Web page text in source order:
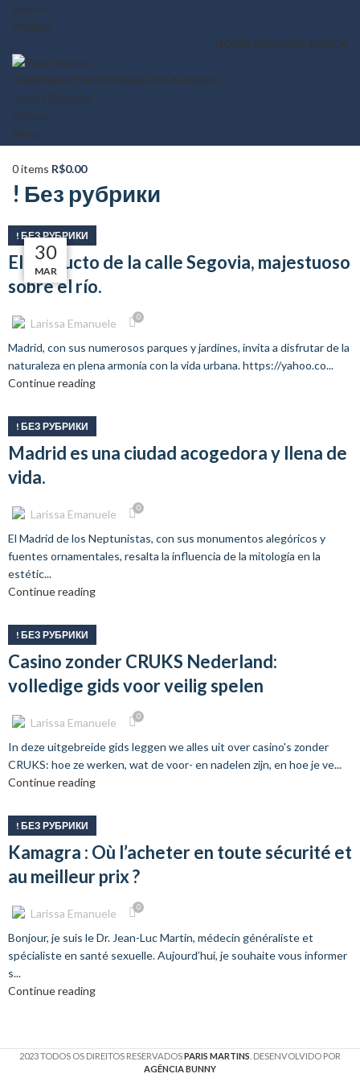
Search
Wishlist
HOMELOJAQUEM SOMOS
CARRINHOCONTATOÁREA DO AFILIADO
Login / Register
0 items
Menu
0items R$0.00
! Без рубрики
18
ABR
! БЕЗ РУБРИКИ
El Viaducto de la calle Segovia, majestuoso
sobre el río.
Larissa Emanuele 0
Madrid, con sus numerosos parques y jardines, invita a disfrutar de la
naturaleza en plena armonía con la vida urbana. https://yahoo.co...
Continue reading
17
ABR
! БЕЗ РУБРИКИ
Madrid es una ciudad acogedora y llena de
vida.
Larissa Emanuele 0
El Madrid de los Neptunistas, con sus monumentos alegóricos y
fuentes ornamentales, resalta la influencia de la mitología en la
estétic...
Continue reading
16
ABR
! БЕЗ РУБРИКИ
Casino zonder CRUKS Nederland:
volledige gids voor veilig spelen
Larissa Emanuele 0
In deze uitgebreide gids leggen we alles uit over casino's zonder
CRUKS: hoe ze werken, wat de voor- en nadelen zijn, en hoe je ve...
Continue reading
30
MAR
! БЕЗ РУБРИКИ
Kamagra : Où l’acheter en toute sécurité et
au meilleur prix ?
Larissa Emanuele 0
Bonjour, je suis le Dr. Jean-Luc Martin, médecin généraliste et
spécialiste en santé sexuelle. Aujourd’hui, je souhaite vous informer
s...
Continue reading
2023 TODOS OS DIREITOS RESERVADOSPARIS MARTINS . DESENVOLVIDO POR
AGÊNCIA BUNNY